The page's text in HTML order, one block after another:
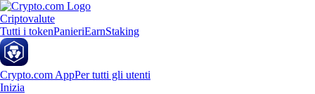
Criptovalute
Tutti i tokenPanieriEarnStaking
Crypto.com AppPer tutti gli utenti
Inizia